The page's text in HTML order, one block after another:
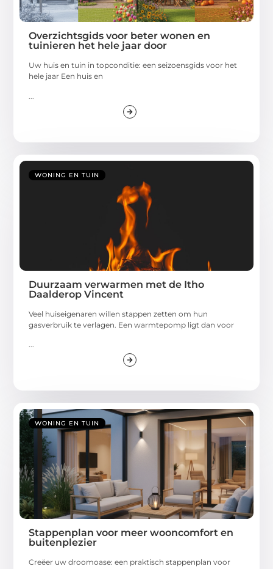
Overzichtsgids voor beter wonen en
tuinieren het hele jaar door
Uw huis en tuin in topconditie: een seizoensgids voor het
hele jaar Een huis en
WONING EN TUIN
Duurzaam verwarmen met de Itho
Daalderop Vincent
Veel huiseigenaren willen stappen zetten om hun
gasverbruik te verlagen. Een warmtepomp ligt dan voor
...
WONING EN TUIN
Stappenplan voor meer wooncomfort en
buitenplezier
Creëer uw droomoase: een praktisch stappenplan voor